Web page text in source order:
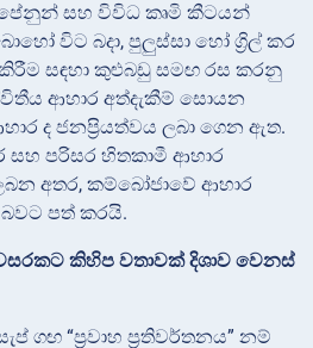
සහ විවිධ කෘමි කීටයන්
විට බදා, පුලුස්සා හෝ ග්‍රිල් කර
සඳහා කුළුබඩු සමඟ රස කරනු
ආහාර අත්දැකීම් සොයන
ද ජනප්‍රියත්වය ලබා ගෙන ඇත.
සහ පරිසර හිතකාමී ආහාර
අතර, කම්බෝජාවේ ආහාර
පත් කරයි.
කිහිප වතාවක් දිශාව වෙනස්
ගඟ “ප්‍රවාහ ප්‍රතිවර්තනය” නම්